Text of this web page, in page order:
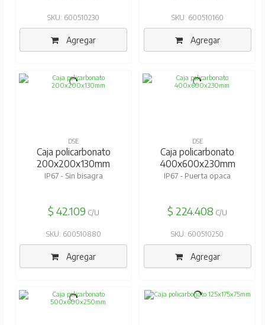
SKU: 600510230
Agregar
SKU: 600510160
Agregar
DSE
Caja policarbonato
200x200x130mm
IP67 - Sin bisagra
$ 42.109 C/U
SKU: 600510880
Agregar
DSE
Caja policarbonato
400x600x230mm
IP67 - Puerta opaca
$ 224.408 C/U
SKU: 600510250
Agregar